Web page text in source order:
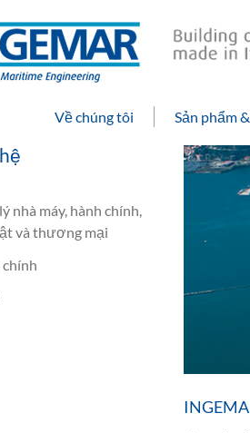
Về chúng tôi Sản phẩm
nhà máy, hành chính,
và thương mại